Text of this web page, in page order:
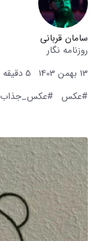
سامان قربانی
روزنامه نگار
13 بهمن 1403
5 دقیقه زمان مطالعه
#عکس
#عکس_جذاب